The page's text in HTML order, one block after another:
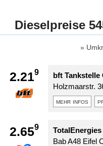
Dieselpreise
2.219
bft Tankstelle
Holzmaarstr.
mehr infos
2.659
Bab A48 Eifel